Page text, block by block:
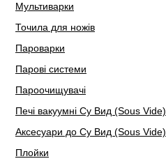
Мультиварки
Точила для ножів
Пароварки
Парові системи
Пароочищувачі
Печі вакуумні Су Вид (Sous Vide)
Аксесуари до Су Вид (Sous Vide)
Плойки